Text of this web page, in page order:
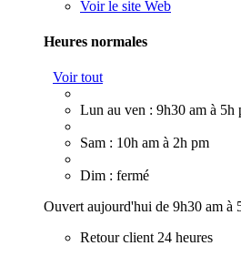
Voir le site Web
Heures normales
Voir tout
Lun au ven : 9h30 am à 5h
Sam : 10h am à 2h pm
Dim : fermé
Ouvert aujourd'hui de 9h30 am à
Retour client 24 heures